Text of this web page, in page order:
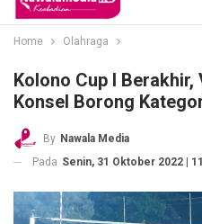
Home Olahraga
Kolono Cup l Berakhir,
Konsel Borong
By Nawala Media
Pada Senin, 31 Oktober 2022 |